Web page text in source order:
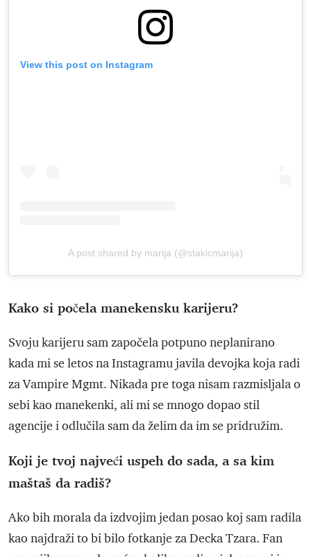
View this post on Instagram
A post shared by marija (@stakicmarija)
Kako si počela manekensku karijeru?
Svoju karijeru sam započela potpuno neplanirano
kada mi se letos na Instagramu javila devojka koja radi
za Vampire Mgmt. Nikada pre toga nisam razmisljala o
sebi kao manekenki, ali mi se mnogo dopao stil
agencije i odlučila sam da želim da im se pridružim.
Koji je tvoj najveći uspeh do sada, a sa kim
maštaš da radiš?
Ako bih morala da izdvojim jedan posao koj sam radila
kao najdraži to bi bilo fotkanje za Decka Tzara. Fan